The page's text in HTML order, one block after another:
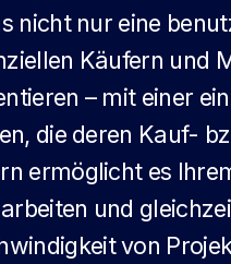
nicht nur eine
Käufern und
– mit einer
die deren Kauf-
ermöglicht es
und
von